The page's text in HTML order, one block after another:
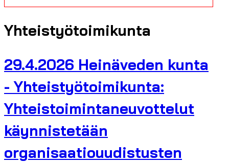
Yhteistyötoimikunta
29.4.2026 Heinäveden kunta
- Yhteistyötoimikunta:
Yhteistoimintaneuvottelut
käynnistetään
organisaatiouudistusten